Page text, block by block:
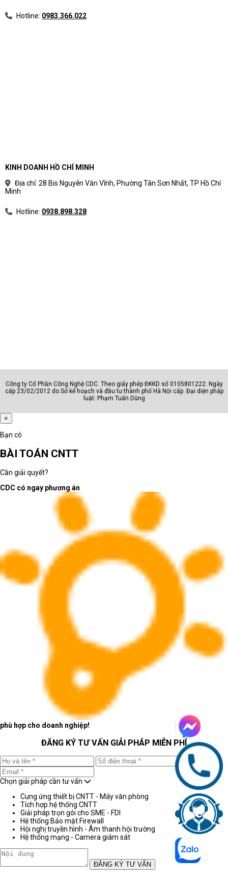
Hotline: 0983.366.022
KINH DOANH HỒ CHÍ MINH
Địa chỉ: 28 Bis Nguyễn Văn Vĩnh, Phường Tân Sơn Nhất, TP Hồ Chí
Minh
Hotline: 0938.898.328
Công ty Cổ Phần Công Nghệ CDC. Theo giấy phép ĐKKD số 0105801222. Ngày
cấp 23/02/2012 do Sở kế hoạch và đầu tư thành phố Hà Nội cấp. Đại diện pháp
luật: Phạm Tuấn Dũng
×
Bạn có
BÀI TOÁN CNTT
Cần giải quyết?
CDC có ngay phương án
phù hợp cho doanh nghiệp!
ĐĂNG KÝ TƯ VẤN GIẢI PHÁP MIỄN PHÍ
Chọn giải pháp cần tư vấn
Cung ứng thiết bị CNTT - Máy văn phòng
Tích hợp hệ thống CNTT
Giải pháp trọn gói cho SME - FDI
Hệ thống Bảo mật Firewall
Hội nghị truyền hình - Âm thanh hội trường
Hệ thống mạng - Camera giám sát
ĐĂNG KÝ TƯ VẤN